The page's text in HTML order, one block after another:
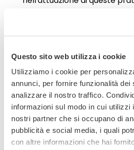
Questo sito web utilizza i cookie
Utilizziamo i cookie per
annunci, per fornire funzionalità dei
analizzare il nostro traffico.
informazioni sul modo in cui utilizzi
nostri partner che si occupano di
pubblicità e social media, i quali
con altre informazioni che hai
Cercare
fornitori per rispettare il
accordi devono essere equi,
misure di verifica per
In che modo il
sulle operazioni
team di